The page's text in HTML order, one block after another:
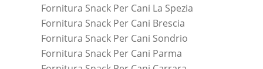
Fornitura Snack Per Cani La Spezia
Fornitura Snack Per Cani Brescia
Fornitura Snack Per Cani Sondrio
Fornitura Snack Per Cani Parma